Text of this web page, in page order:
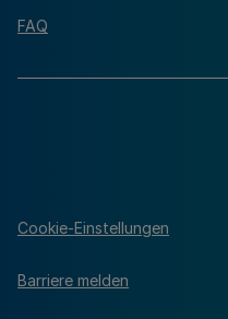
FAQ
Cookie-Einstellungen
Barriere melden